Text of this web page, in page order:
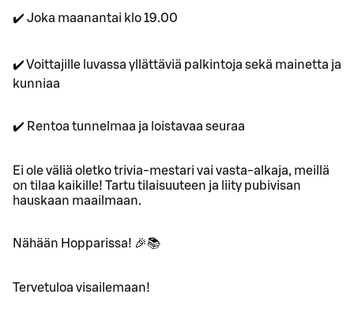
✔️ Joka maanantai klo 19.00
✔️ Voittajille luvassa yllättäviä palkintoja sekä mainetta ja
kunniaa
✔️ Rentoa tunnelmaa ja loistavaa seuraa
Ei ole väliä oletko trivia-mestari vai vasta-alkaja, meillä
on tilaa kaikille! Tartu tilaisuuteen ja liity pubivisan
hauskaan maailmaan.
Nähään Hopparissa! 🎉📚
Tervetuloa visailemaan!